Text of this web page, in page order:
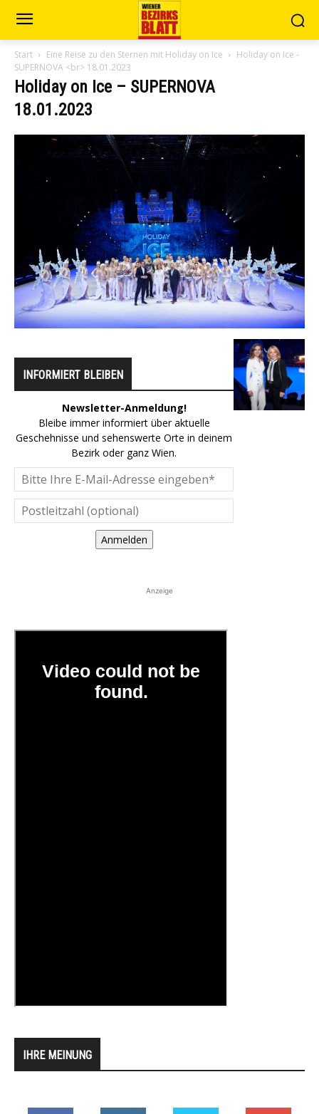
Start Eine Reise zu den Sternen mit Holiday on Ice
Holiday on Ice -
SUPERNOVA <br> 18.01.2023
Holiday on Ice – SUPERNOVA
18.01.2023
INFORMIERT BLEIBEN
Newsletter-Anmeldung!
Bleibe immer informiert über aktuelle
Geschehnisse und sehenswerte Orte in deinem
Bezirk oder ganz Wien.
Anmelden
Anzeige
IHRE MEINUNG